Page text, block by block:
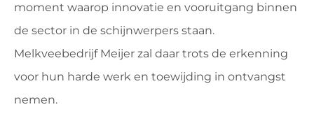
moment waarop innovatie en vooruitgang binnen
de sector in de schijnwerpers staan.
Melkveebedrijf Meijer zal daar trots de erkenning
voor hun harde werk en toewijding in ontvangst
nemen.